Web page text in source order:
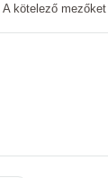
A kötelező mezőket